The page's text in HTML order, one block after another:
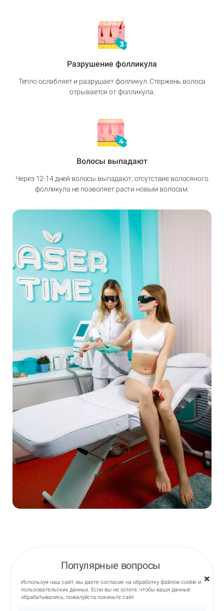
Разрушение фолликула
Тепло ослабляет и разрушает фолликул. Стержень волоса
отрывается от фолликула.
Волосы выпадают
Через 12-14 дней волосы выпадают, отсутствие волосяного
фолликула не позволяет расти новым волосам.
Популярные вопросы
Используя наш сайт, вы даете согласие на обработку файлов cookie и
пользовательских данных. Если вы не хотите, чтобы ваши данные
обрабатывались, пожалуйста покиньте сайт.